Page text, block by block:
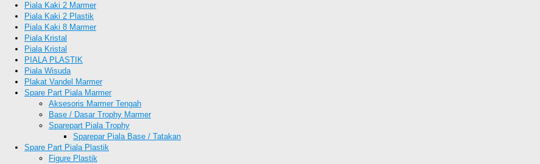
Piala Kaki 2 Marmer
Piala Kaki 2 Plastik
Piala Kaki 8 Marmer
Piala Kristal
Piala Kristal
PIALA PLASTIK
Piala Wisuda
Plakat Vandel Marmer
Spare Part Piala Marmer
Aksesoris Marmer Tengah
Base / Dasar Trophy Marmer
Sparepart Piala Trophy
Sparepar Piala Base / Tatakan
Spare Part Piala Plastik
Figure Plastik